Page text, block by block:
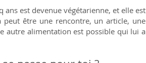
est devenue végétarienne, et elle est
être une rencontre, un article, une
autre alimentation est possible qui lui a